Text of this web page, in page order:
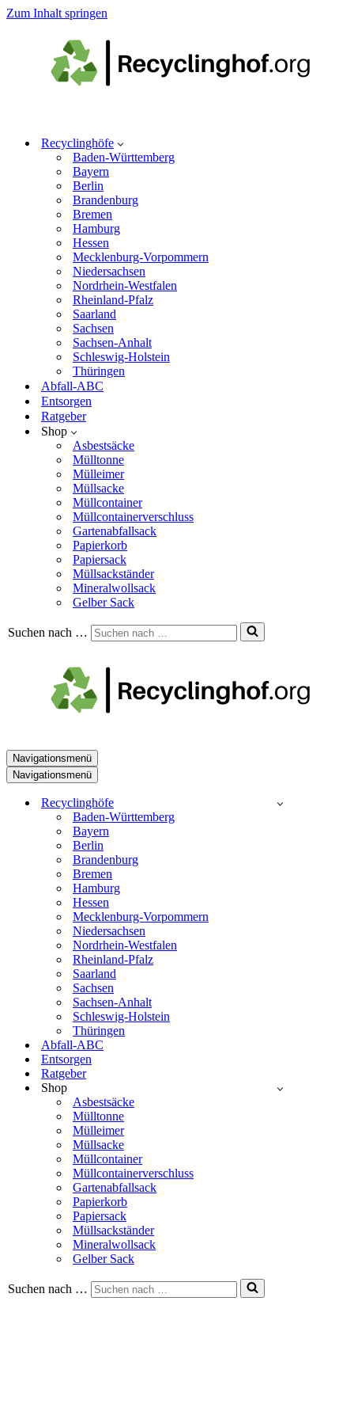
Zum Inhalt springen
Recyclinghöfe
Baden-Württemberg
Bayern
Berlin
Brandenburg
Bremen
Hamburg
Hessen
Mecklenburg-Vorpommern
Niedersachsen
Nordrhein-Westfalen
Rheinland-Pfalz
Saarland
Sachsen
Sachsen-Anhalt
Schleswig-Holstein
Thüringen
Abfall-ABC
Entsorgen
Ratgeber
Shop
Asbestsäcke
Mülltonne
Mülleimer
Müllsacke
Müllcontainer
Müllcontainerverschluss
Gartenabfallsack
Papierkorb
Papiersack
Müllsackständer
Mineralwollsack
Gelber Sack
Suchen nach …
Navigationsmenü
Navigationsmenü
Recyclinghöfe
Baden-Württemberg
Bayern
Berlin
Brandenburg
Bremen
Hamburg
Hessen
Mecklenburg-Vorpommern
Niedersachsen
Nordrhein-Westfalen
Rheinland-Pfalz
Saarland
Sachsen
Sachsen-Anhalt
Schleswig-Holstein
Thüringen
Abfall-ABC
Entsorgen
Ratgeber
Shop
Asbestsäcke
Mülltonne
Mülleimer
Müllsacke
Müllcontainer
Müllcontainerverschluss
Gartenabfallsack
Papierkorb
Papiersack
Müllsackständer
Mineralwollsack
Gelber Sack
Suchen nach …